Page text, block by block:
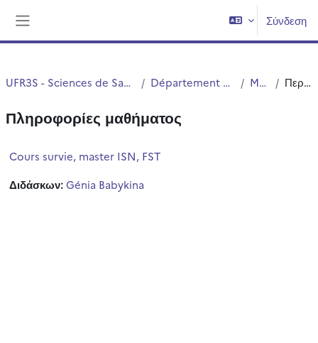
Σύνδεση
UFR3S - Sciences de Santé et du Sport Département UFR3S - ILIS Master Περίληψη
Πληροφορίες μαθήματος
Cours survie, master ISN, FST
Διδάσκων:Génia Babykina